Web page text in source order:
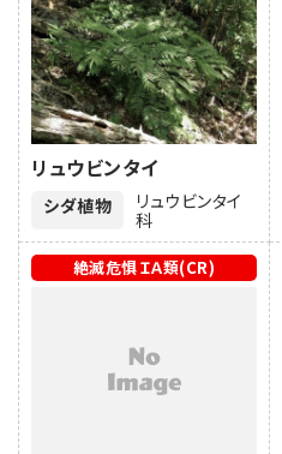
シダ植物
リュウビンタイ
リュウビンタイ
科
絶滅危惧ＩＡ類(CR)